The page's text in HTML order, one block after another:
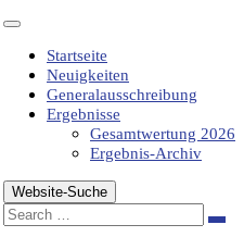
Startseite
Neuigkeiten
Generalausschreibung
Ergebnisse
Gesamtwertung 2026
Ergebnis-Archiv
Website-Suche